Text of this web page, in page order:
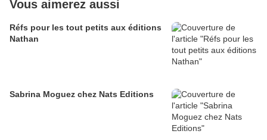
Vous aimerez aussi
Réfs pour les tout petits aux éditions
Nathan
Sabrina Moguez chez Nats Editions